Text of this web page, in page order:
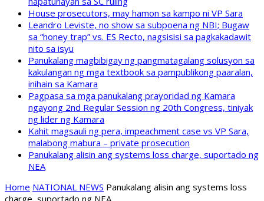
House prosecutors, may hamon sa kampo ni VP Sara
Leandro Leviste, no show sa subpoena ng NBI; Bugaw
sa “honey trap” vs. ES Recto, nagsisisi sa pagkakadawit
nito sa isyu
Panukalang magbibigay ng pangmatagalang solusyon sa
kakulangan ng mga textbook sa pampublikong paaralan,
inihain sa Kamara
Pagpasa sa mga panukalang prayoridad ng Kamara
ngayong 2nd Regular Session ng 20th Congress, tiniyak
ng lider ng Kamara
Kahit magsauli ng pera, impeachment case vs VP Sara,
malabong mabura – private prosecution
Panukalang alisin ang systems loss charge, suportado ng
NEA
Home NATIONAL NEWS Panukalang alisin ang systems loss
charge, suportado ng NEA